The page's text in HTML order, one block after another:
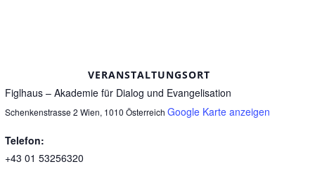
VERANSTALTUNGSORT
Figlhaus – Akademie für Dialog und Evangelisation
Schenkenstrasse 2 Wien, 1010 Österreich Google Karte anzeigen
Telefon:
+43 01 53256320